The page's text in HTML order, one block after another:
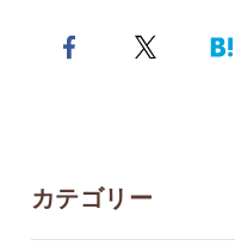
カテゴリー